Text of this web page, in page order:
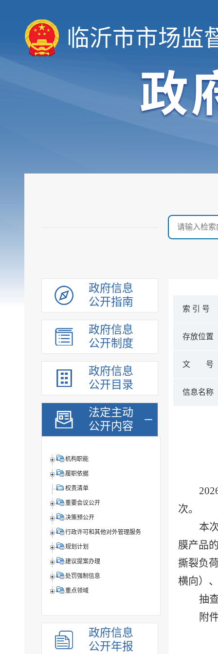
临沂市市场监
政府信息
公开指南
政府信息
公开制度
政府信息
公开目录
法定主动
公开内容
机构职能
履职依据
权责清单
重要会议公开
决策预公开
行政许可和其他对外管理服务
规划计划
建议提案办理
处罚强制信息
重点领域
政府信息
公开年报
索 引 号
存放位置
文 号
信息名称
次。
本
膜产品
撕裂负
横向）
抽
附